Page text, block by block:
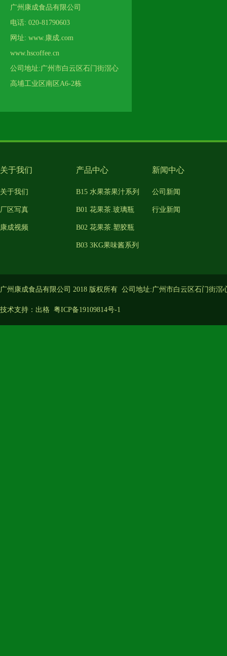
广州康成食品有限公司
电话: 020-81790603
网址: www.康成.com
www.hscoffee.cn
公司地址:广州市白云区石门街滘心
高埔工业区南区A6-2栋
关于我们
关于我们
厂区写真
康成视频
产品中心
B15 水果茶果汁系列
B01 花果茶.玻璃瓶
B02 花果茶.塑胶瓶
B03 3KG果味酱系列
新闻中心
公司新闻
行业新闻
广州康成食品有限公司 2018 版权所有 公司地址:广州市白云区石门街滘
技术支持： 出格 粤ICP备19109814号-1